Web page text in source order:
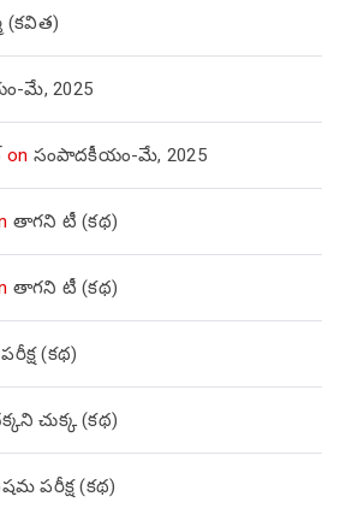
మే, 2025
on సంపాదకీయం-మే, 2025
తాగని టీ (కథ)
తాగని టీ (కథ)
(క‌థ‌)
చుక్క (కథ)
పరీక్ష (క‌థ‌)